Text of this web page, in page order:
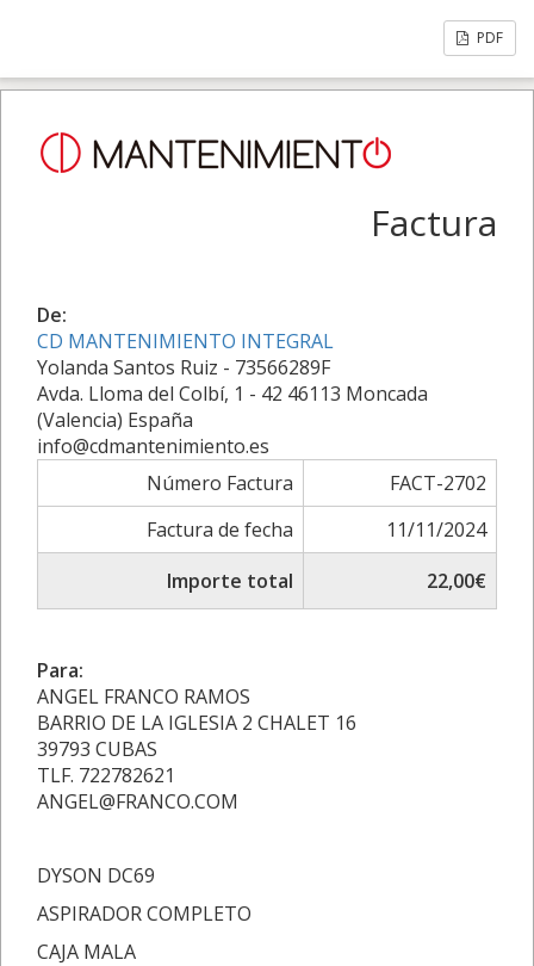
PDF
Factura
De:
CD MANTENIMIENTO INTEGRAL
Yolanda Santos Ruiz - 73566289F
Avda. Lloma del Colbí, 1 - 42 46113 Moncada
(Valencia) España
info@cdmantenimiento.es
Número Factura
FACT-2702
Factura de fecha
11/11/2024
Importe total
22,00€
Para:
ANGEL FRANCO RAMOS
BARRIO DE LA IGLESIA 2 CHALET 16
39793 CUBAS
TLF. 722782621
ANGEL@FRANCO.COM
DYSON DC69
ASPIRADOR COMPLETO
CAJA MALA